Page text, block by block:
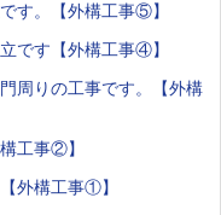
す。【外構工事⑤】
です【外構工事④】
周りの工事です。【外構
工事②】
外構工事①】